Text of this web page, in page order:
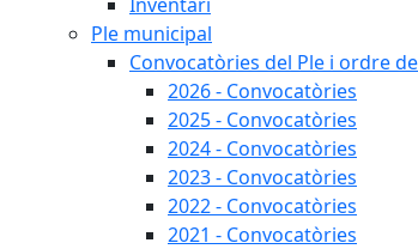
Ple municipal
Convocatòries del Ple i ordre
2026 - Convocatòries
2025 - Convocatòries
2024 - Convocatòries
2023 - Convocatòries
2022 - Convocatòries
2021 - Convocatòries